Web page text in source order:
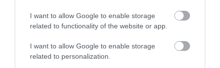
I want to allow Google to enable storage
related to functionality of the website or app.
I want to allow Google to enable storage
related to personalization.
MIKÉNT LEHETÜNK TUDATOSABBAK A
MINDENNAPOKBAN?